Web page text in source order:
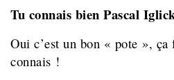
Tu connais bien Pascal
Oui c’est un bon « pote »,
connais !